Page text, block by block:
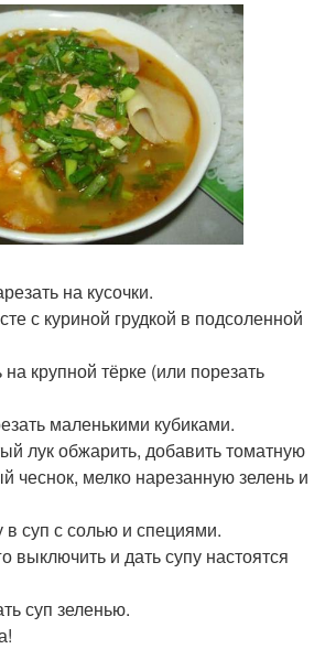
на кусочки.
с куриной грудкой в подсоленной
крупной тёрке (или порезать
маленькими кубиками.
лук обжарить, добавить томатную
чеснок, мелко нарезанную зелень и
в суп с солью и специями.
выключить и дать супу настоятся
суп зеленью.